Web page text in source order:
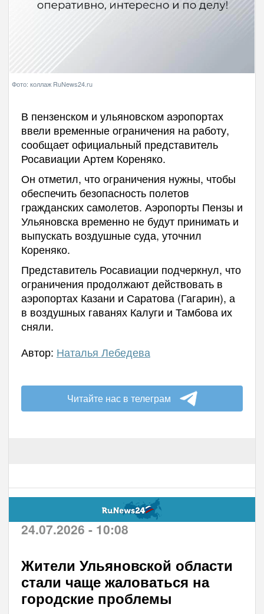
Фото: коллаж RuNews24.ru
В пензенском и ульяновском аэропортах
ввели временные ограничения на работу,
сообщает официальный представитель
Росавиации Артем Кореняко.
Он отметил, что ограничения нужны, чтобы
обеспечить безопасность полетов
гражданских самолетов. Аэропорты Пензы и
Ульяновска временно не будут принимать и
выпускать воздушные суда, уточнил
Кореняко.
Представитель Росавиации подчеркнул, что
ограничения продолжают действовать в
аэропортах Казани и Саратова (Гагарин), а
в воздушных гаванях Калуги и Тамбова их
сняли.
Автор: Наталья Лебедева
Читайте нас в телеграм
24.07.2026 - 10:08
Жители Ульяновской области
стали чаще жаловаться на
городские проблемы